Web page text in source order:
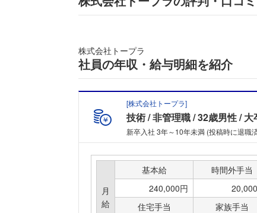
株式会社トープラ
社員の年収・給与明細を紹介
[株式会社トープラ]
技術 非管理職 32歳男性 大
新卒入社 3年～10年未満 (投稿時に退職
月
給
基本給 時間外手当
240,000円
住宅手当
家族手当